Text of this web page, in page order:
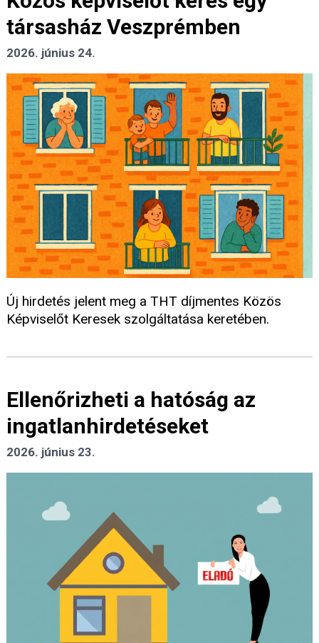
társasház Veszprémben
2026. június 24.
Új hirdetés jelent meg a THT díjmentes Közös
Képviselőt Keresek szolgáltatása keretében.
Ellenőrizheti a hatóság az
ingatlanhirdetéseket
2026. június 23.